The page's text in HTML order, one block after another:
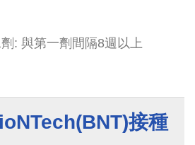
: 與第一劑間隔8週以上
接種